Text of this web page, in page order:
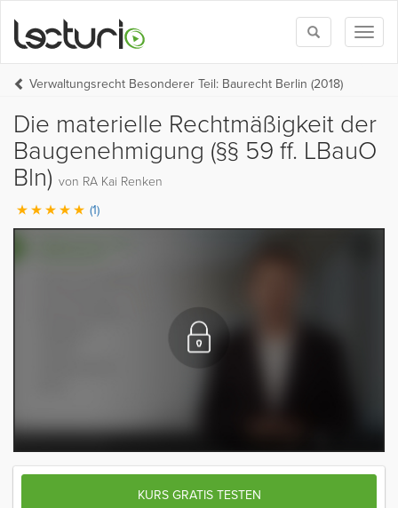
Toggle
search
Verwaltungsrecht Besonderer Teil: Baurecht Berlin (2018)
Die materielle Rechtmäßigkeit der
Baugenehmigung (§§ 59 ff. LBauO
Bln) von RA Kai Renken
(1)
KURS GRATIS TESTEN